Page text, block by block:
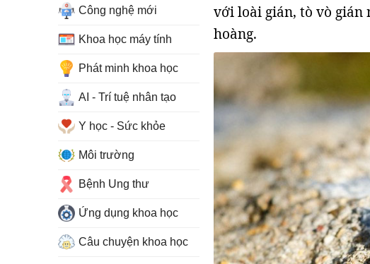
với loài gián, tò vò gián
hoàng.
Công nghệ mới
Khoa học máy tính
Phát minh khoa học
AI - Trí tuệ nhân tạo
Y học - Sức khỏe
Môi trường
Bệnh Ung thư
Ứng dụng khoa học
Câu chuyện khoa học